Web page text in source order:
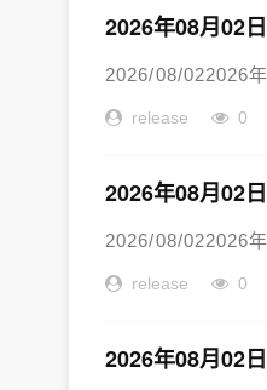
2026年08月02
2026/08/022026
release 0
2026年08月02
2026/08/022026
release 0
2026年08月02